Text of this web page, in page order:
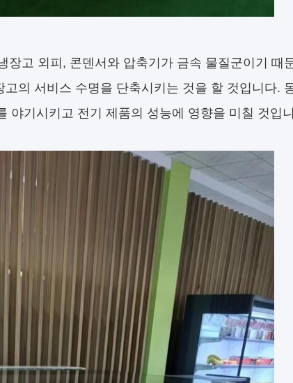
장고 외피, 콘덴서와 압축기가 금속 물질군이기 때
의 서비스 수명을 단축시키는 것을 할 것입니다.
야기시키고 전기 제품의 성능에 영향을 미칠 것입